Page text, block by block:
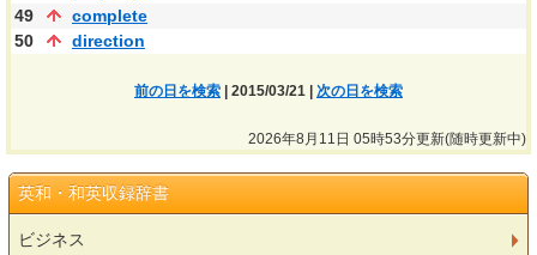
49
complete
50
direction
前の日を検索 | 2015/03/21 | 次の日を検索
2026年8月11日 05時53分更新(随時更新中)
英和・和英収録辞書
ビジネス